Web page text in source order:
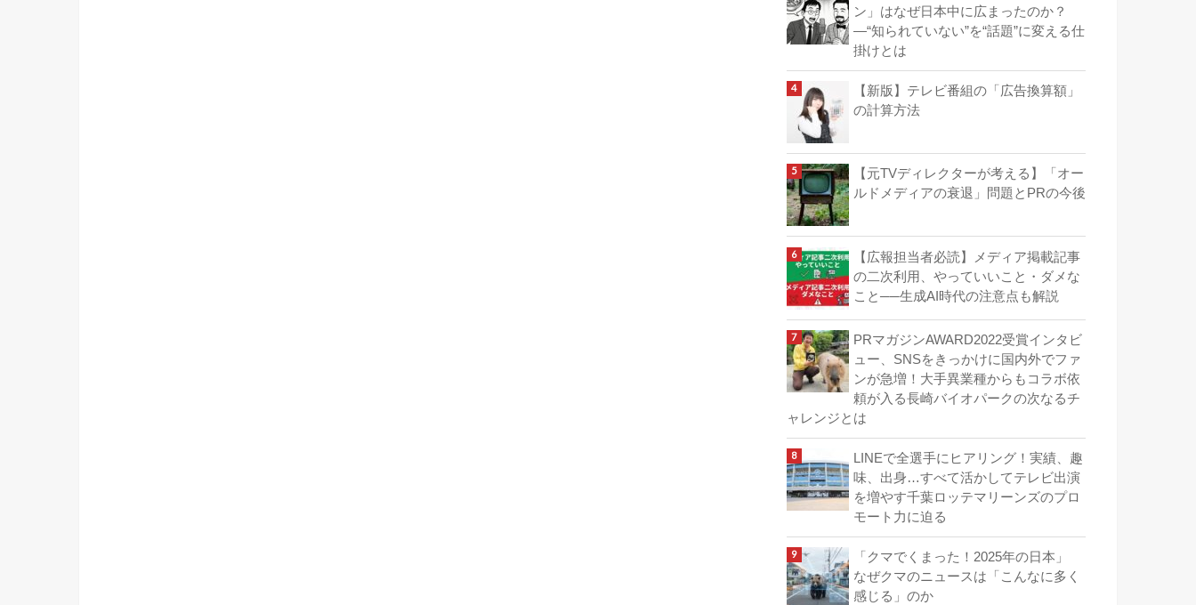
ン」はなぜ日本中に広まったのか？
―“知られていない”を“話題”に変える仕
掛けとは
【新版】テレビ番組の「広告換算額」
の計算方法
【元TVディレクターが考える】「オー
ルドメディアの衰退」問題とPRの今後
【広報担当者必読】メディア掲載記事
の二次利用、やっていいこと・ダメな
こと──生成AI時代の注意点も解説
PRマガジンAWARD2022受賞インタビ
ュー、SNSをきっかけに国内外でファ
ンが急増！大手異業種からもコラボ依
頼が入る長崎バイオパークの次なるチ
ャレンジとは
LINEで全選手にヒアリング！実績、趣
味、出身…すべて活かしてテレビ出演
を増やす千葉ロッテマリーンズのプロ
モート力に迫る
「クマでくまった！2025年の日本」
なぜクマのニュースは「こんなに多く
感じる」のか